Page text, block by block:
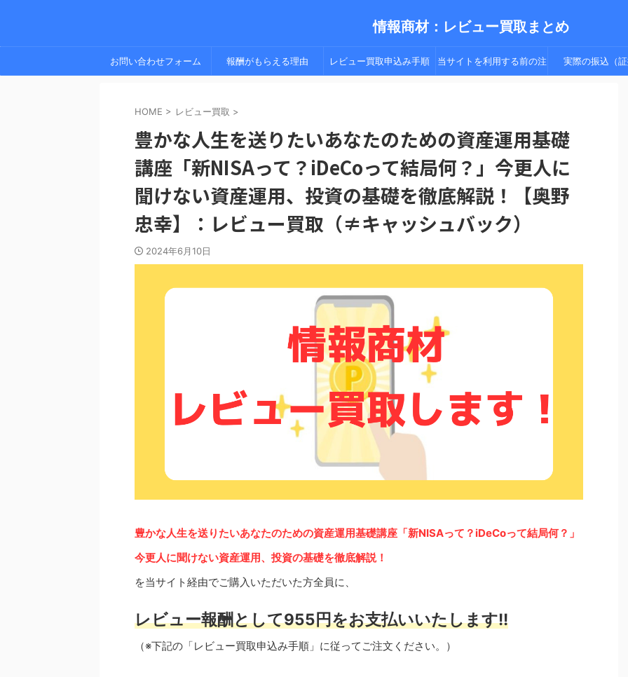
情報商材：レビュー買取まとめ
お問い合わせフォーム 報酬がもらえる理由 レビュー買取申込み手順 当サイトを利用する前の注 実際の振込（証
HOME > レビュー買取 >
豊かな人生を送りたいあなたのための資産運用基礎
講座「新NISAって？iDeCoって結局何？」今更人に
聞けない資産運用、投資の基礎を徹底解説！【奥野
忠幸】：レビュー買取（≠キャッシュバック）
2024年6月10日
豊かな人生を送りたいあなたのための資産運用基礎講座「新NISAって？iDeCoって結局何？」
今更人に聞けない資産運用、投資の基礎を徹底解説！
を当サイト経由でご購入いただいた方全員に、
レビュー報酬として955円をお支払いいたします!!
（※下記の「レビュー買取申込み手順」に従ってご注文ください。）